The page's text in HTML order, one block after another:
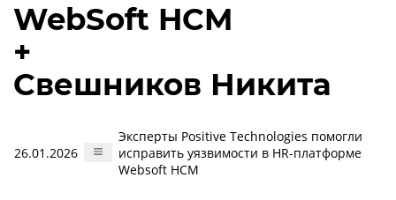
WebSoft HCM
+
Свешников Никита
26.01.2026
Эксперты Positive Technologies помогли
исправить уязвимости в HR-платформе
Websoft HCM